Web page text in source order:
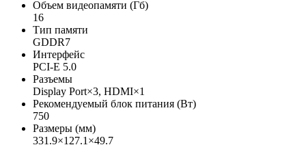
Объем видеопамяти (Гб)
16
Тип памяти
GDDR7
Интерфейс
PCI-E 5.0
Разъемы
Display Port×3, HDMI×1
Рекомендуемый блок питания (Вт)
750
Размеры (мм)
331.9×127.1×49.7